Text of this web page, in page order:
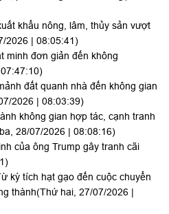
khẩu nông, lâm, thủy sản vượt
2026 | 08:05:41)
minh đơn giản đến không
đất quanh nhà đến không gian
2026 | 08:03:39)
không gian hợp tác, cạnh tranh
28/07/2026 | 08:08:16)
của ông Trump gây tranh cãi
kỳ tích hạt gạo đến cuộc chuyển
thành(Thứ hai, 27/07/2026 |